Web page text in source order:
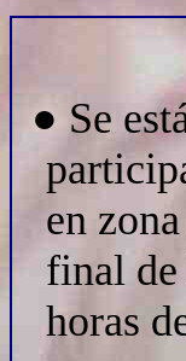
● Se
en
final de
horas